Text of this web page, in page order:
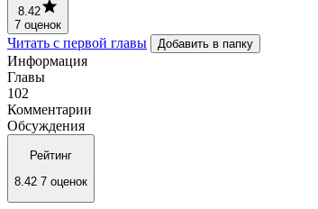
8.42
7 оценок
Читать с первой главы Добавить в папку
Информация
Главы
102
Комментарии
Обсуждения
Рейтинг
8.42 7 оценок